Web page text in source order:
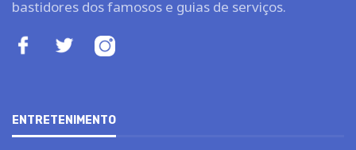
bastidores dos famosos e guias de serviços.
ENTRETENIMENTO